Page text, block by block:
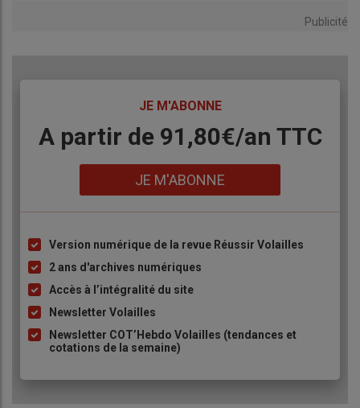
La contamination par Campylobacter en abattoir
(1) Contraction par la méthode d’électro-narcose avec sortie de
la fiente (C. Facon )
Reconnaître à l’autopsie une
bonne mise à jeun
Publicité
JE M'ABONNE
Body
A partir de 91,80€/an​ TTC
JE M'ABONNE
Liste
à
puce
Version numérique de la revue Réussir Volailles
2 ans d'archives numériques
Accès à l’intégralité du site
Newsletter Volailles
Newsletter COT’Hebdo Volailles (tendances et
cotations de la semaine)